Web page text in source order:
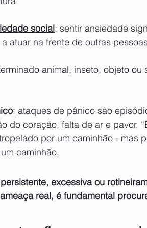
social: sentir ansiedade
atuar na frente de outras
animal, inseto, objeto
: ataques de pânico são
do coração, falta de ar e pavor.
por um caminhão - mas
caminhão.
excessiva ou
real, é fundamental